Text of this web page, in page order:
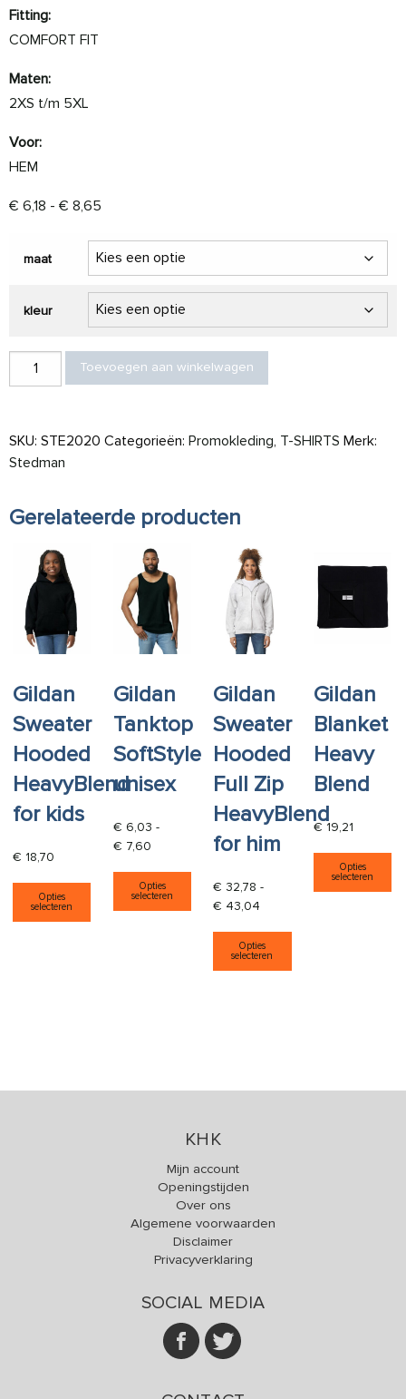
Fitting:
COMFORT FIT
Maten:
2XS t/m 5XL
Voor:
HEM
€ 6,18 - € 8,65
maat
kleur
Stedman T-shirt Crewneck Classic-T Organic for him aantal
Toevoegen aan winkelwagen
SKU: STE2020 Categorieën: Promokleding, T-SHIRTS Merk:
Stedman
Gerelateerde producten
Gildan
Sweater
Hooded
HeavyBlend
for kids
€ 18,70
Opties
selecteren
Dit product heeft meerdere variaties. Deze optie
Gildan
Tanktop
SoftStyle
unisex
€ 6,03 -
€ 7,60Prijsklasse: € 6,03 tot € 7,60
Opties
selecteren
Dit product heeft meerdere
Gildan
Sweater
Hooded
Full Zip
HeavyBlend
for him
€ 32,78 -
€ 43,04
Opties
selecteren
Dit product heeft
Gildan
Blanket
Heavy
Blend
€ 19,21
Opties
selecteren
KHK
Mijn account
Openingstijden
Over ons
Algemene voorwaarden
Disclaimer
Privacyverklaring
SOCIAL MEDIA